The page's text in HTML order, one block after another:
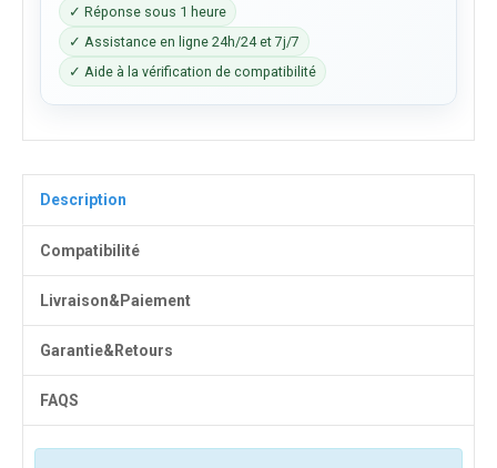
✓ Réponse sous 1 heure
✓ Assistance en ligne 24h/24 et 7j/7
✓ Aide à la vérification de compatibilité
Description
Compatibilité
Livraison&Paiement
Garantie&Retours
FAQS